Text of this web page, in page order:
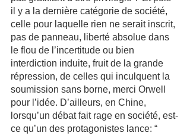
il y a la dernière catégorie de société,
celle pour laquelle rien ne serait inscrit,
pas de panneau, liberté absolue dans
le flou de l’incertitude ou bien
interdiction induite, fruit de la grande
répression, de celles qui inculquent la
soumission sans borne, merci Orwell
pour l’idée. D’ailleurs, en Chine,
lorsqu’un débat fait rage en société, est-
ce qu’un des protagonistes lance: “